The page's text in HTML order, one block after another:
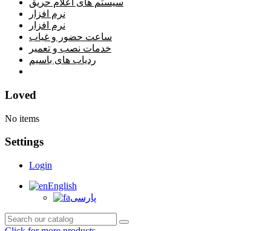
سیستم های اعلام حریق
نرم افزار
نرم افزار
ساعت حضور و غیاب
خدمات نصب و تعمیر
ردیاب های باسیم
Loved
No items
Settings
Login
English
پارسی